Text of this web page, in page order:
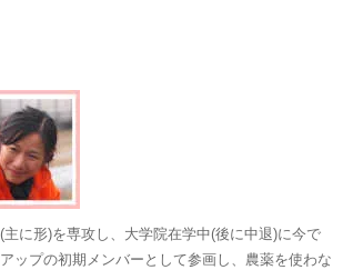
に形)を専攻し、大学院在学中(後に中退)に今で
ップの初期メンバーとして参画し、農薬を使わな